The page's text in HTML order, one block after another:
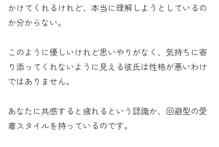
かけてくれるけれど、本当に理解しようとしているの
か分からない。
このように優しいけれど思いやりがなく、気持ちに寄
り添ってくれないように見える彼氏は性格が悪いわけ
ではありません。
あなたに共感すると疲れるという認識か、回避型の愛
着スタイルを持っているのです。